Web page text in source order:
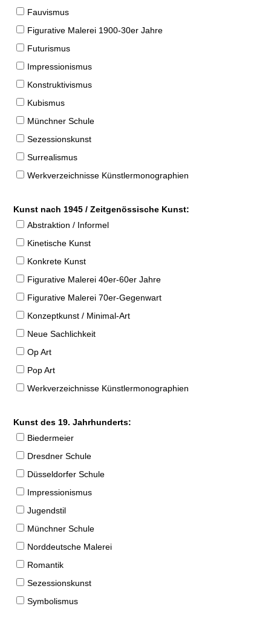
Fauvismus
Figurative Malerei 1900-30er Jahre
Futurismus
Impressionismus
Konstruktivismus
Kubismus
Münchner Schule
Sezessionskunst
Surrealismus
Werkverzeichnisse Künstlermonographien
Kunst nach 1945 / Zeitgenössische Kunst:
Abstraktion / Informel
Kinetische Kunst
Konkrete Kunst
Figurative Malerei 40er-60er Jahre
Figurative Malerei 70er-Gegenwart
Konzeptkunst / Minimal-Art
Neue Sachlichkeit
Op Art
Pop Art
Werkverzeichnisse Künstlermonographien
Kunst des 19. Jahrhunderts:
Biedermeier
Dresdner Schule
Düsseldorfer Schule
Impressionismus
Jugendstil
Münchner Schule
Norddeutsche Malerei
Romantik
Sezessionskunst
Symbolismus